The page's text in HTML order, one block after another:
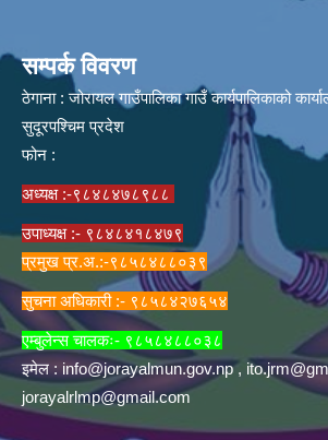
सम्पर्क विवरण
ठेगाना : जोरायल गाउँपालिका गाउँ कार्यपालिकाको
सुदूरपश्चिम प्रदेश
फोन :
अध्यक्ष :-९८४८४७८९८८
उपाध्यक्ष :- ९८४८४१८४७९
प्रमुख प्र.अ.:-९८५८४८८०३९
सुचना अधिकारी :- ९८५८४२७६५४
एम्बुलेन्स चालकः- ९८५८४८८०३८
इमेल : info@jorayalmun.gov.np,
jorayalrlmp@gmail.com